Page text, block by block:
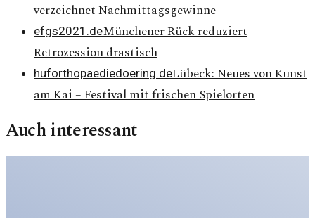
verzeichnet Nachmittagsgewinne
efgs2021.deMünchener Rück reduziert
Retrozession drastisch
huforthopaediedoering.deLübeck: Neues von Kunst
am Kai – Festival mit frischen Spielorten
Auch interessant